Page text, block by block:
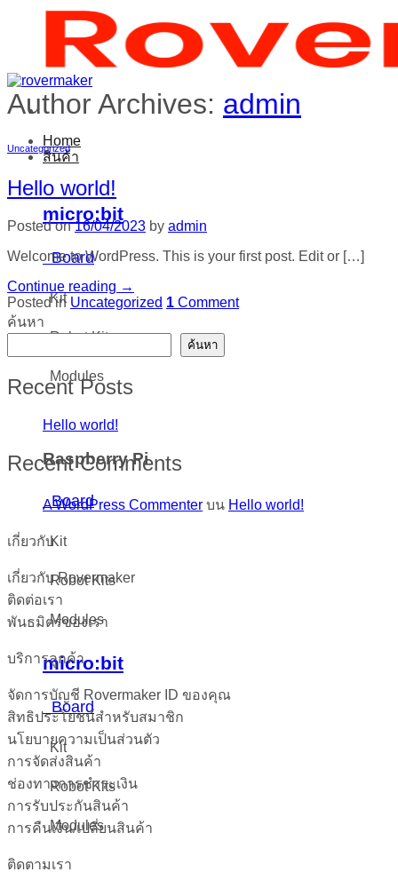
เนื้อหา
Home
สินค้า
micro:bit
Board
Kit
Robot Kits
Modules
Raspberry Pi
Board
Kit
Robot Kits
Modules
micro:bit
Board
Kit
Robot Kits
Modules
Author Archives: admin
Uncategorized
Hello world!
Posted on16/04/2023 by admin
Welcome to WordPress. This is your first post. Edit or […]
Continue reading →
Posted in Uncategorized 1 Comment
ค้นหา
ค้นหา
Recent Posts
Hello world!
Recent Comments
A WordPress Commenter บน Hello world!
เกี่ยวกับ
เกี่ยวกับ Rovermaker
ติดต่อเรา
พันธมิตรของเรา
บริการลูกค้า
จัดการบัญชี Rovermaker ID ของคุณ
สิทธิประโยชน์สำหรับสมาชิก
นโยบายความเป็นส่วนตัว
การจัดส่งสินค้า
ช่องทางการชำระเงิน
การรับประกันสินค้า
การคืนเงิน/เปลี่ยนสินค้า
ติดตามเรา